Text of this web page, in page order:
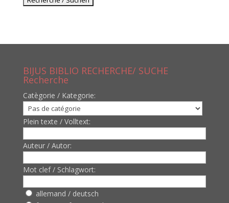
BIJUS BIBLIO RECHERCHE/ SUCHE
Recherche
Catègorie / Kategorie:
Plein texte / Volltext:
Auteur / Autor:
Mot clef / Schlagwort:
allemand / deutsch